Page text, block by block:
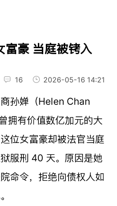
豪 当庭被铐入
16 2026-05-16 14:21
孙婵（Helen Chan
拥有价值数亿加元的大
位女富豪却被法官当庭
服刑 40 天。原因是她
命令，拒绝向债权人如